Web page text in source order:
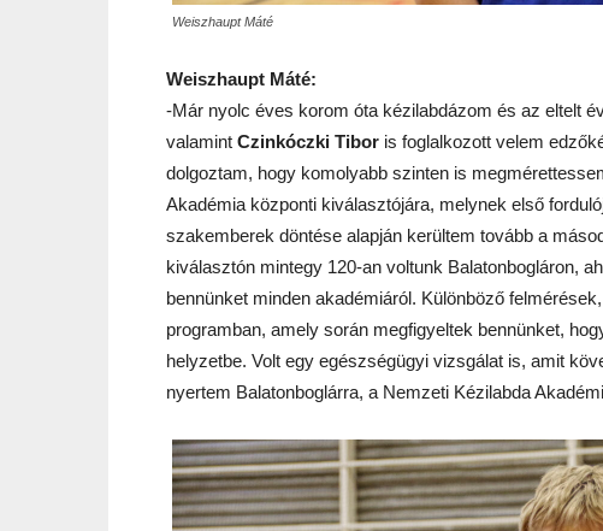
Weiszhaupt Máté
Weiszhaupt Máté:
-Már nyolc éves korom óta kézilabdázom és az eltelt
valamint Czinkóczki Tibor is foglalkozott velem
dolgoztam, hogy komolyabb szinten is
Akadémia központi kiválasztójára, melynek első
szakemberek döntése alapján kerültem tovább a
kiválasztón mintegy 120-an voltunk Balatonbogláron,
bennünket minden akadémiáról. Különböző
programban, amely során megfigyeltek bennünket,
helyzetbe. Volt egy egészségügyi vizsgálat is, amit
nyertem Balatonboglárra, a Nemzeti Kézilabda